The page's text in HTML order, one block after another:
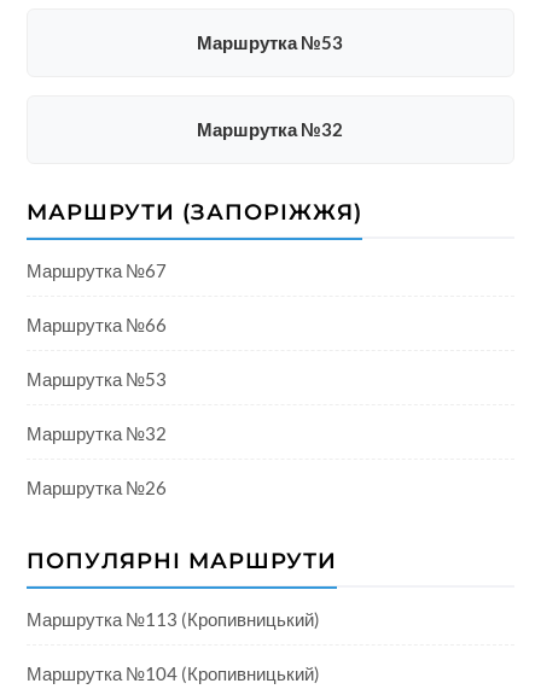
Маршрутка №53
Маршрутка №32
МАРШРУТИ (ЗАПОРІЖЖЯ)
Маршрутка №67
Маршрутка №66
Маршрутка №53
Маршрутка №32
Маршрутка №26
ПОПУЛЯРНІ МАРШРУТИ
Маршрутка №113 (Кропивницький)
Маршрутка №104 (Кропивницький)